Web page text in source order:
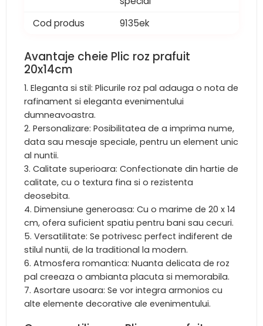
Cod produs
9135ek
Avantaje cheie Plic roz prafuit
20x14cm
Eleganta si stil: Plicurile roz pal adauga o nota de
rafinament si eleganta evenimentului
dumneavoastra.
Personalizare: Posibilitatea de a imprima nume,
data sau mesaje speciale, pentru un element unic
al nuntii.
Calitate superioara: Confectionate din hartie de
calitate, cu o textura fina si o rezistenta
deosebita.
Dimensiune generoasa: Cu o marime de 20 x 14
cm, ofera suficient spatiu pentru bani sau cecuri.
Versatilitate: Se potrivesc perfect indiferent de
stilul nuntii, de la traditional la modern.
Atmosfera romantica: Nuanta delicata de roz
pal creeaza o ambianta placuta si memorabila.
Asortare usoara: Se vor integra armonios cu
alte elemente decorative ale evenimentului.